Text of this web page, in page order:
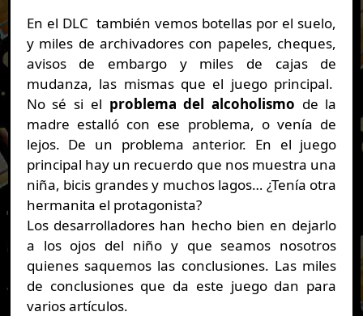
En el DLC también vemos botellas por el suelo,
y miles de archivadores con papeles, cheques,
avisos de embargo y miles de cajas de
mudanza, las mismas que el juego principal.
No sé si el problema del alcoholismo de la
madre estalló con ese problema, o venía de
lejos. De un problema anterior. En el juego
principal hay un recuerdo que nos muestra una
niña, bicis grandes y muchos lagos… ¿Tenía otra
hermanita el protagonista?
Los desarrolladores han hecho bien en dejarlo
a los ojos del niño y que seamos nosotros
quienes saquemos las conclusiones. Las miles
de conclusiones que da este juego dan para
varios artículos.